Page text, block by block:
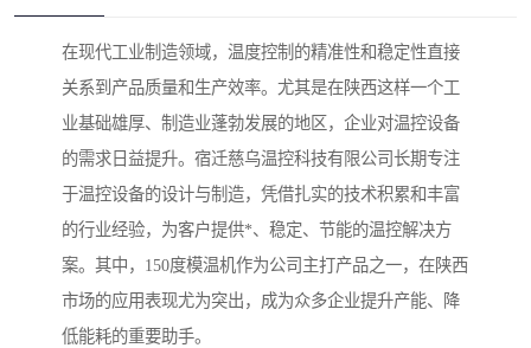
在现代工业制造领域，温度控制的精准性和稳定性直接
关系到产品质量和生产效率。尤其是在陕西这样一个工
业基础雄厚、制造业蓬勃发展的地区，企业对温控设备
的需求日益提升。宿迁慈乌温控科技有限公司长期专注
于温控设备的设计与制造，凭借扎实的技术积累和丰富
的行业经验，为客户提供*、稳定、节能的温控解决方
案。其中，150度模温机作为公司主打产品之一，在陕西
市场的应用表现尤为突出，成为众多企业提升产能、降
低能耗的重要助手。